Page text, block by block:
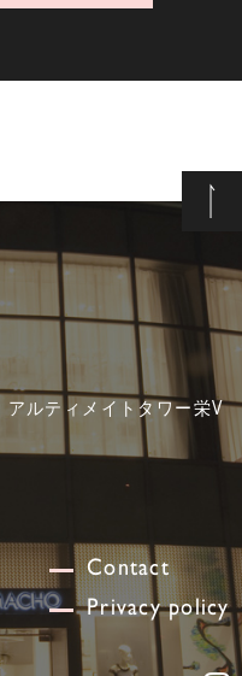
ルティメイトタワー栄V
Contact
Privacy policy